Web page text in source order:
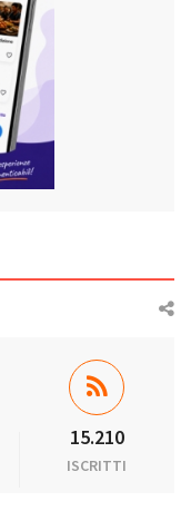
15.210
ISCRITTI